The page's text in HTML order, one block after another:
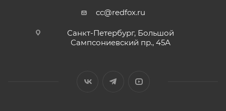
cc@redfox.ru
Санкт-Петербург, Большой
Сампсониевский пр., 45А